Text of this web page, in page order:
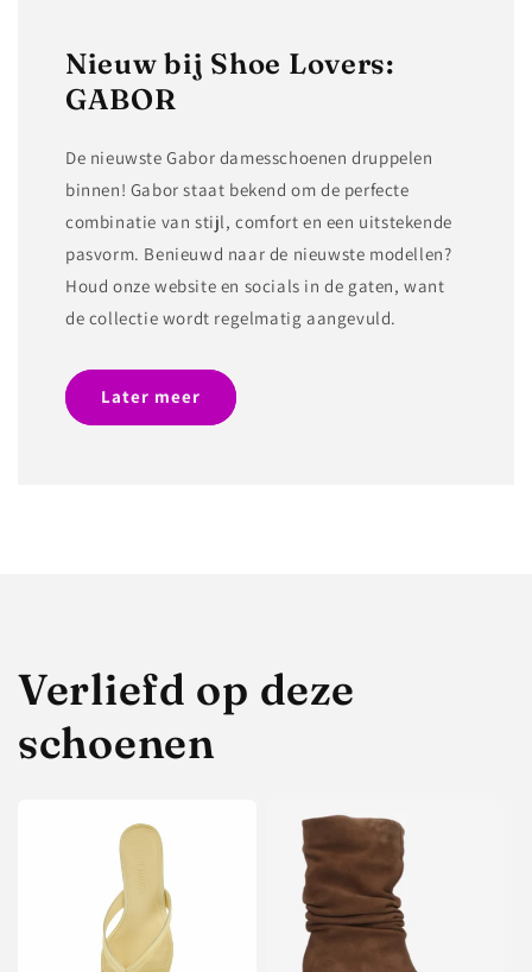
Nieuw bij Shoe Lovers:
GABOR
De nieuwste Gabor damesschoenen druppelen
binnen! Gabor staat bekend om de perfecte
combinatie van stijl, comfort en een uitstekende
pasvorm. Benieuwd naar de nieuwste modellen?
Houd onze website en socials in de gaten, want
de collectie wordt regelmatig aangevuld.
Later meer
Verliefd op deze
schoenen